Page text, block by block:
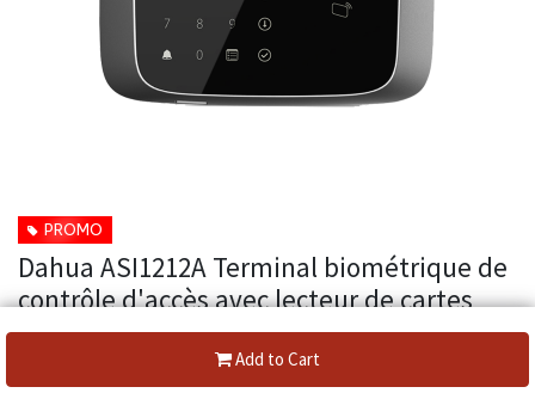
Add to Cart
PROMO
Dahua ASI1212A Terminal biométrique de
contrôle d'accès avec lecteur de cartes
MIFARE ou EM. Clavier tactile. TFT 2,4".
4.500 empreintee, 30.000 cartes